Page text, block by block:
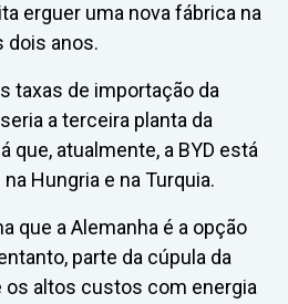
erguer uma nova fábrica na
dois anos.
taxas de importação da
a terceira planta da
que, atualmente, a BYD está
Hungria e na Turquia.
que a Alemanha é a opção
parte da cúpula da
os altos custos com energia